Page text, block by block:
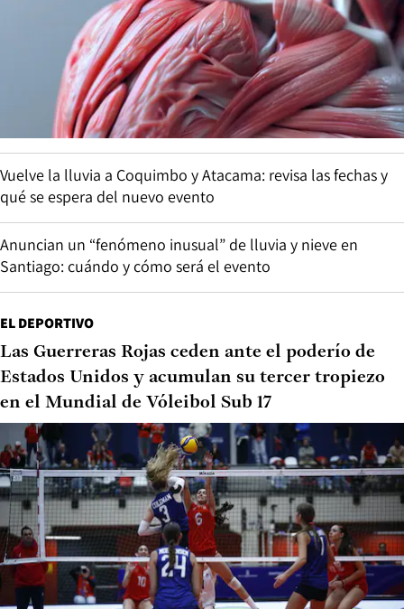
Vuelve la lluvia a Coquimbo y Atacama: revisa las fechas y
qué se espera del nuevo evento
Anuncian un “fenómeno inusual” de lluvia y nieve en
Santiago: cuándo y cómo será el evento
EL DEPORTIVO
Las Guerreras Rojas ceden ante el poderío de
Estados Unidos y acumulan su tercer tropiezo
en el Mundial de Vóleibol Sub 17